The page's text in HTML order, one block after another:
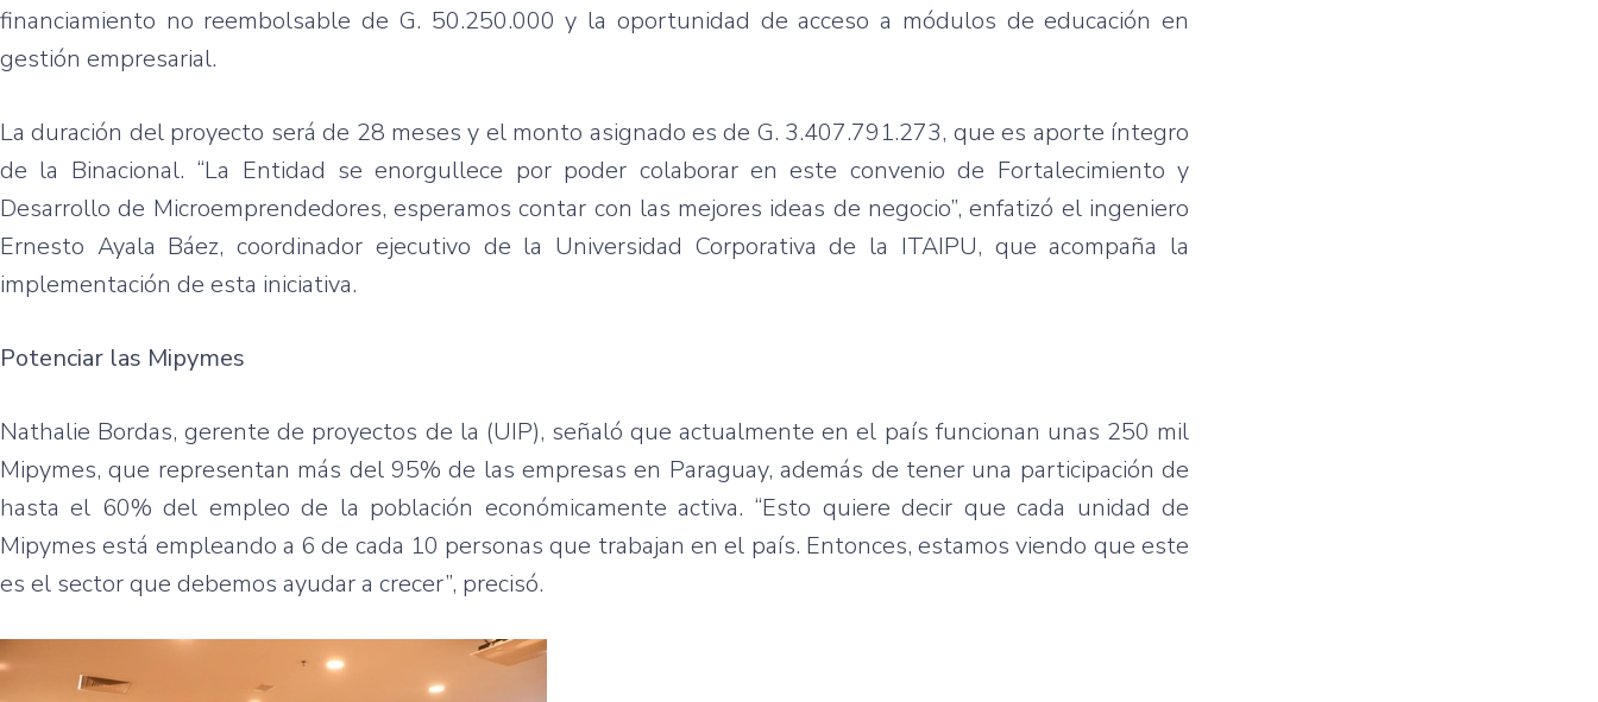
financiamiento no reembolsable de G. 50.250.000 y la oportunidad de acceso a módulos de educación en
gestión empresarial.
La duración del proyecto será de 28 meses y el monto asignado es de G. 3.407.791.273, que es aporte íntegro
de la Binacional. “La Entidad se enorgullece por poder colaborar en este convenio de Fortalecimiento y
Desarrollo de Microemprendedores, esperamos contar con las mejores ideas de negocio”, enfatizó el ingeniero
Ernesto Ayala Báez, coordinador ejecutivo de la Universidad Corporativa de la ITAIPU, que acompaña la
implementación de esta iniciativa.
Potenciar las Mipymes
Nathalie Bordas, gerente de proyectos de la (UIP), señaló que actualmente en el país funcionan unas 250 mil
Mipymes, que representan más del 95% de las empresas en Paraguay, además de tener una participación de
hasta el 60% del empleo de la población económicamente activa. “Esto quiere decir que cada unidad de
Mipymes está empleando a 6 de cada 10 personas que trabajan en el país. Entonces, estamos viendo que este
es el sector que debemos ayudar a crecer”, precisó.